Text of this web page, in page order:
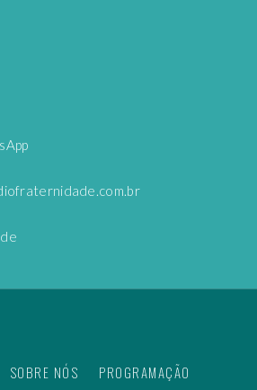
SOBRE NÓS PROGRAMAÇÃO